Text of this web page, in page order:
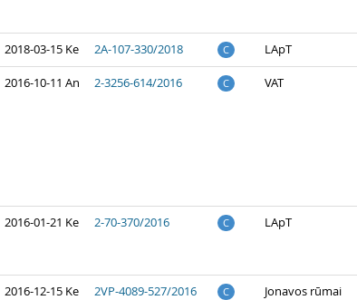
2018-03-15 Ke 2A-107-330/2018 C LApT
2016-10-11 An 2-3256-614/2016 C VAT
2016-01-21 Ke 2-70-370/2016 C LApT
2016-12-15 Ke 2VP-4089-527/2016 C Jonavos rūmai